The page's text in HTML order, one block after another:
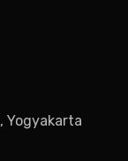
Yogyakarta